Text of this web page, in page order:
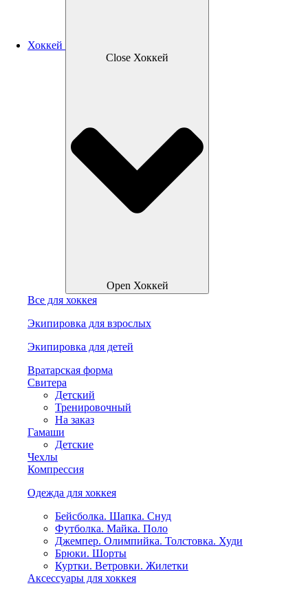
Хоккей
Close Хоккей
Open Хоккей
Все для хоккея
Экипировка для взрослых
Экипировка для детей
Вратарская форма
Свитера
Детский
Тренировочный
На заказ
Гамаши
Детские
Чехлы
Компрессия
Одежда для хоккея
Бейсболка. Шапка. Снуд
Футболка. Майка. Поло
Джемпер. Олимпийка. Толстовка. Худи
Брюки. Шорты
Куртки. Ветровки. Жилетки
Аксессуары для хоккея